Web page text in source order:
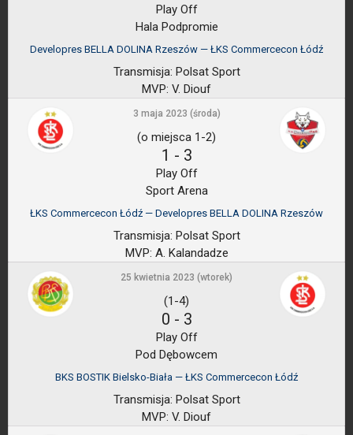
Play Off
Hala Podpromie
Developres BELLA DOLINA Rzeszów — ŁKS Commercecon Łódź
Transmisja: Polsat Sport
MVP: V. Diouf
3 maja 2023 (środa)
(o miejsca 1-2)
1 - 3
Play Off
Sport Arena
ŁKS Commercecon Łódź — Developres BELLA DOLINA Rzeszów
Transmisja: Polsat Sport
MVP: A. Kalandadze
25 kwietnia 2023 (wtorek)
(1-4)
0 - 3
Play Off
Pod Dębowcem
BKS BOSTIK Bielsko-Biała — ŁKS Commercecon Łódź
Transmisja: Polsat Sport
MVP: V. Diouf